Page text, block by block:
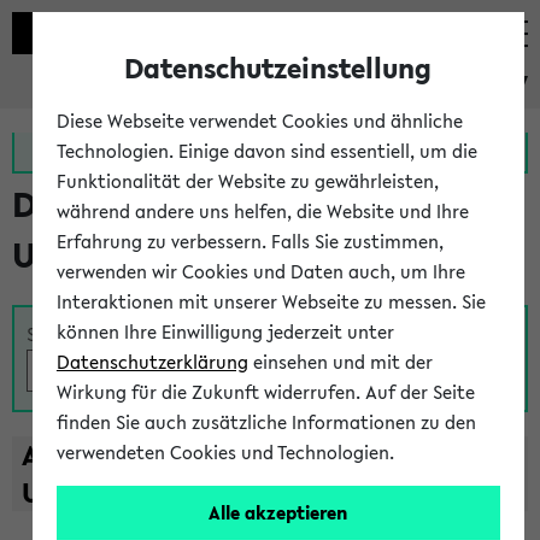
eKVV
Zur MeineUni App Zum MeineUni Portal
Das Lehrangebot der
Universität Bielefeld
Suche
A B C D E F G H I J K L M N O
U
V W X Y
Z
Datenschutzeinstellung
Diese Webseite verwendet Cookies und ähnliche
Technologien. Einige davon sind essentiell, um die
Funktionalität der Website zu gewährleisten,
während andere uns helfen, die Website und Ihre
Erfahrung zu verbessern. Falls Sie zustimmen,
verwenden wir Cookies und Daten auch, um Ihre
Interaktionen mit unserer Webseite zu messen. Sie
können Ihre Einwilligung jederzeit unter
Datenschutzerklärung einsehen und mit der
Wirkung für die Zukunft widerrufen. Auf der Seite
finden Sie auch zusätzliche Informationen zu den
verwendeten Cookies und Technologien.
Alle akzeptieren